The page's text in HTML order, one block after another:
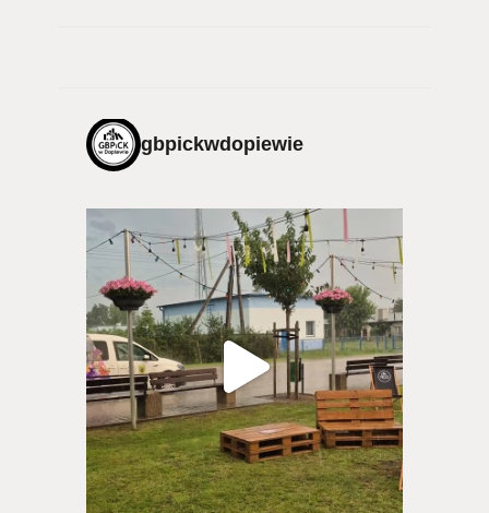
gbpickwdopiewie